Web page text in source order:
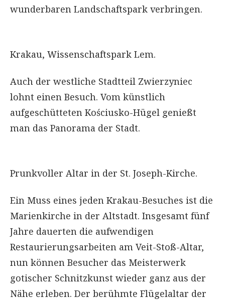
wunderbaren Landschaftspark verbringen.
Krakau, Wissenschaftspark Lem.
Auch der westliche Stadtteil Zwierzyniec
lohnt einen Besuch. Vom künstlich
aufgeschütteten Kościusko-Hügel genießt
man das Panorama der Stadt.
Prunkvoller Altar in der St. Joseph-Kirche.
Ein Muss eines jeden Krakau-Besuches ist die
Marienkirche in der Altstadt. Insgesamt fünf
Jahre dauerten die aufwendigen
Restaurierungsarbeiten am Veit-Stoß-Altar,
nun können Besucher das Meisterwerk
gotischer Schnitzkunst wieder ganz aus der
Nähe erleben. Der berühmte Flügelaltar der